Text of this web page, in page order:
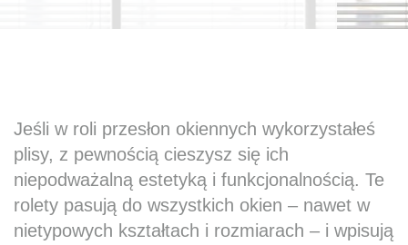
Jeśli w roli przesłon okiennych wykorzystałeś
plisy, z pewnością cieszysz się ich
niepodważalną estetyką i funkcjonalnością. Te
rolety pasują do wszystkich okien – nawet w
nietypowych kształtach i rozmiarach – i wpisują